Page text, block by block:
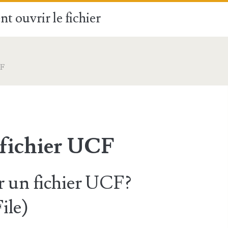
ouvrir le fichier
UCF
fichier UCF?